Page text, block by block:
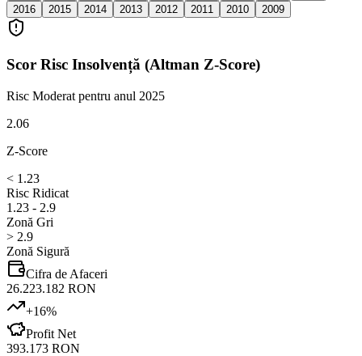
2016
2015 2014 2013 2012 2011 2010 2009
Scor Risc Insolvență (Altman Z-Score)
Risc Moderat pentru anul 2025
2.06
Z-Score
< 1.23
Risc Ridicat
1.23 - 2.9
Zonă Gri
> 2.9
Zonă Sigură
Cifra de Afaceri
26.223.182 RON
+16%
Profit Net
393.173 RON